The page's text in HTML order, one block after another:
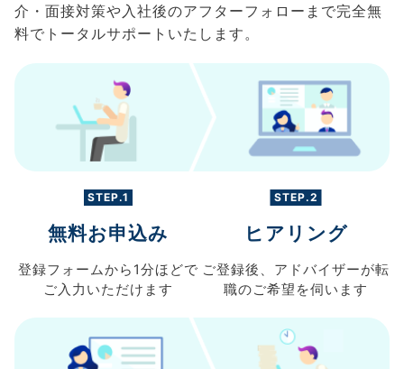
介・面接対策や入社後のアフターフォローまで完全無
料でトータルサポートいたします。
STEP.1
無料お申込み
登録フォームから 1分ほどで
ご入力 いただけます
STEP.2
ヒアリング
ご登録後、 アドバイザーが転
職のご希望を伺います